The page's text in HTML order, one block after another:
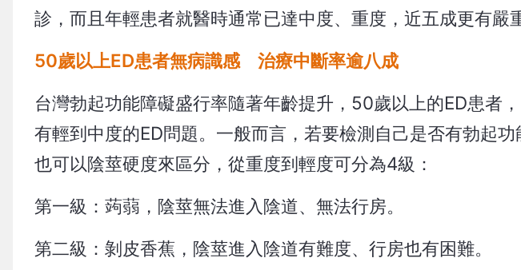
診，而且年輕患者就醫時通常已達中度、重度，近五成更有嚴重
50歲以上ED患者無病識感 治療中斷率逾八成
台灣勃起功能障礙盛行率隨著年齡提升，50歲以上的ED患者
有輕到中度的ED問題。一般而言，若要檢測自己是否有勃起
也可以陰莖硬度來區分，從重度到輕度可分為4級：
第一級：蒟蒻，陰莖無法進入陰道、無法行房。
第二級：剝皮香蕉，陰莖進入陰道有難度、行房也有困難。